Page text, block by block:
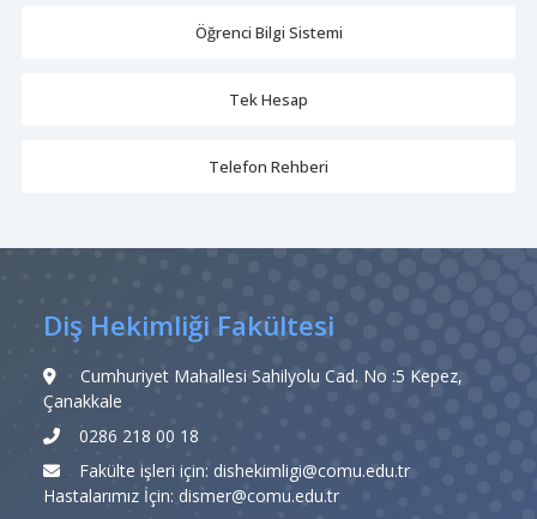
Öğrenci Bilgi Sistemi
Tek Hesap
Telefon Rehberi
Diş Hekimliği Fakültesi
Cumhuriyet Mahallesi Sahilyolu Cad. No :5 Kepez,
Çanakkale
0286 218 00 18
Fakülte işleri için: dishekimligi@comu.edu.tr
Hastalarımız İçin: dismer@comu.edu.tr